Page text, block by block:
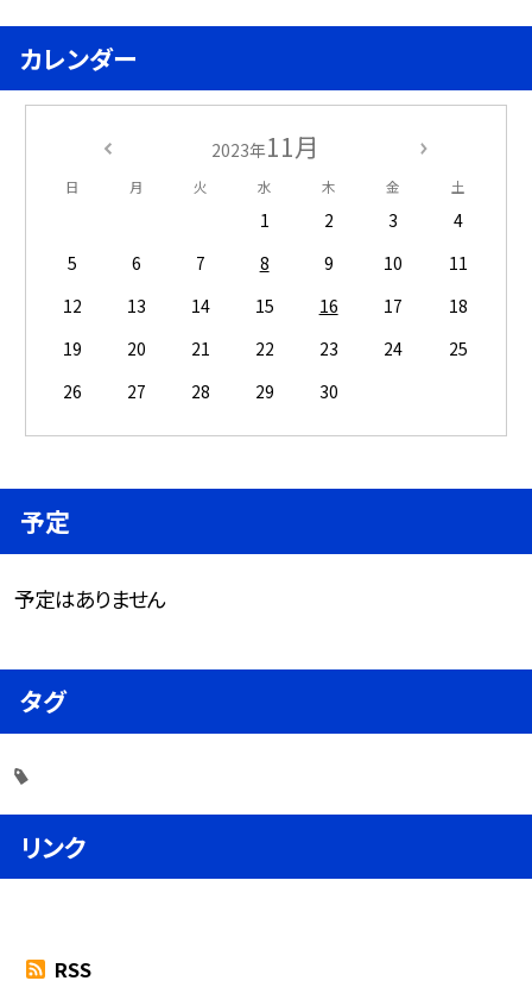
カレンダー
2023年11月
日 月 火 水 木 金 土
1 2 3
4
5
6 7 8 9 10
11
12
13 14 15 16 17
18
19
20 21 22 23 24
25
26
27 28 29 30
予定
予定はありません
タグ
リンク
RSS